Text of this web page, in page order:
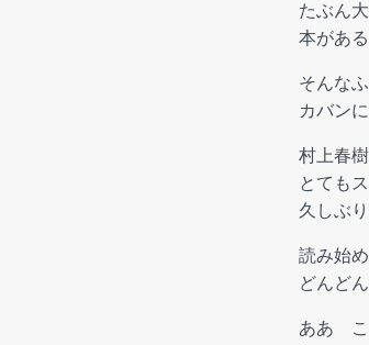
たぶん
本があ
そんな
カバン
村上春
とても
久しぶ
読み始
どんど
ああ こ